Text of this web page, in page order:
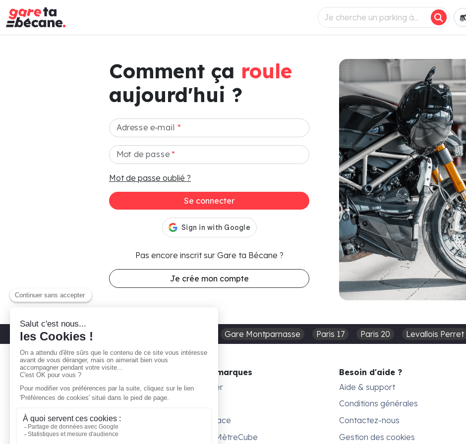
Comment ça roule
aujourd'hui ?
Adresse e-mail *
Mot de passe*
Mot de passe oublié ?
Se connecter
Pas encore inscrit sur Gare ta Bécane ?
Je crée mon compte
Découvrez nos parkings moto Gare Montparnasse Paris 17 Paris 20 Levallois Perret
Gare ta Bécane
À propos
Comment ça marche ?
Je suis propriétaire
Blog
Nos marques
Subter
Surplace
PetitMètreCube
Besoin d'aide ?
Aide & support
Conditions générales
Contactez-nous
Gestion des cookies